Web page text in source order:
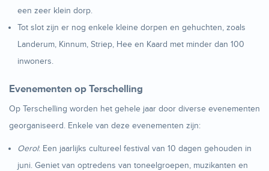
een zeer klein dorp.
Tot slot zijn er nog enkele kleine dorpen en gehuchten, zoals
Landerum, Kinnum, Striep, Hee en Kaard met minder dan 100
inwoners.
Evenementen op Terschelling
Op Terschelling worden het gehele jaar door diverse evenementen
georganiseerd. Enkele van deze evenementen zijn:
Oerol: Een jaarlijks cultureel festival van 10 dagen gehouden in
juni. Geniet van optredens van toneelgroepen, muzikanten en